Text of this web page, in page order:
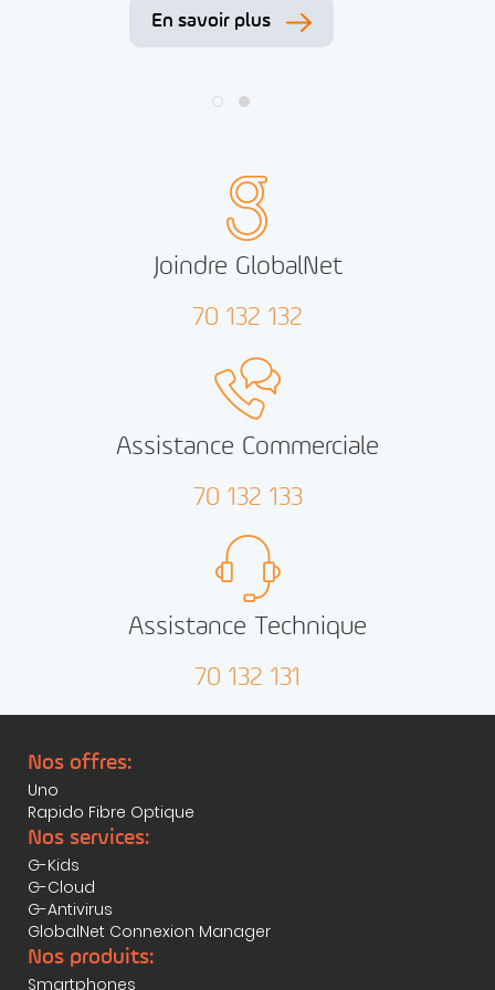
En savoir plus
Joindre GlobalNet
70 132 132
Assistance Commerciale
70 132 133
Assistance Technique
70 132 131
Nos offres:
Uno
Rapido Fibre Optique
Nos services:
G-Kids
G-Cloud
G-Antivirus
GlobalNet Connexion Manager
Nos produits:
Smartphones